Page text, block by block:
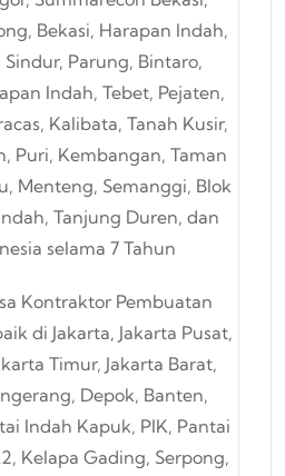
Kontraktor Pembuatan
di Jakarta, Jakarta Pusat,
Timur, Jakarta Barat,
Depok, Banten,
Indah Kapuk, PIK, Pantai
Kelapa Gading, Serpong,